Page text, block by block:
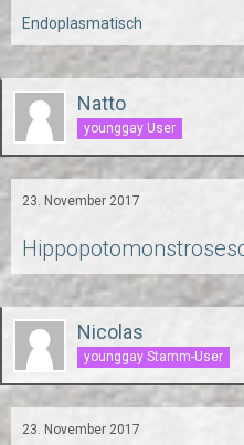
Endoplasmatisch
Natto
younggay User
23. November 2017
Nicolas
younggay Stamm-User
23. November 2017